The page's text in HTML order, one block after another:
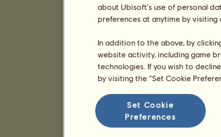
about Ubisoft's use of personal
preferences at anytime by
In addition to the above, by
website activity, including game
technologies. If you wish to
by visiting the “Set Cookie
Set Cookie
Preferences